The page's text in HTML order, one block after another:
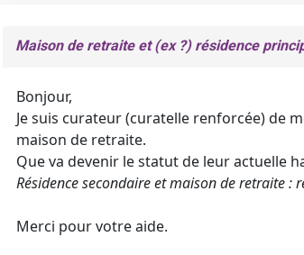
Maison de retraite et (ex ?) résidence
Bonjour,
Je suis curateur (curatelle renforcée) de
maison de retraite.
Que va devenir le statut de leur actuelle
Résidence secondaire et maison de retraite :
Merci pour votre aide.